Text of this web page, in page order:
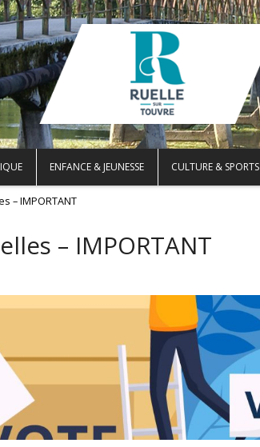
ENFANCE & JEUNESSE CULTURE & SPORTS
– IMPORTANT
– IMPORTANT